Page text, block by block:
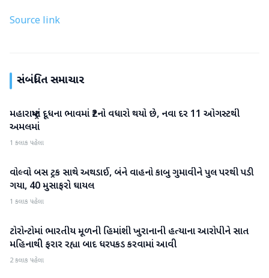
Source link
સંબંધિત સમાચાર
રાષ્ટ્રીય
મહારાષ્ટ્રમાં દૂધના ભાવમાં ₹2નો વધારો થયો છે, નવા દર 11 ઓગસ્ટથી
અમલમાં
1 કલાક પહેલા
રાષ્ટ્રીય
વોલ્વો બસ ટ્રક સાથે અથડાઈ, બંને વાહનો કાબુ ગુમાવીને પુલ પરથી પડી
ગયા, 40 મુસાફરો ઘાયલ
1 કલાક પહેલા
રાષ્ટ્રીય
ટોરોન્ટોમાં ભારતીય મૂળની હિમાંશી ખુરાનાની હત્યાના આરોપીને સાત
મહિનાથી ફરાર રહ્યા બાદ ધરપકડ કરવામાં આવી
2 કલાક પહેલા